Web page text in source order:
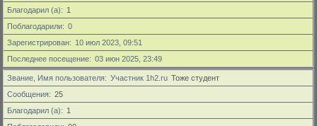
Благодарил (а)
1
Поблагодарили
0
Зарегистрирован
10 июл 2023, 09:51
Последнее посещение
03 июн 2025, 23:49
Звание, Имя пользователя Участник 1h2.ru Тоже студент
Сообщения
25
Благодарил (а)
1